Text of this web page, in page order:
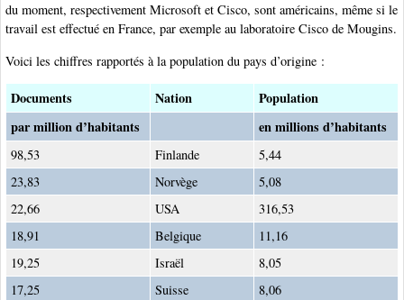
du moment, respectivement Microsoft et Cisco, sont américains, même si le
travail est effectué en France, par exemple au laboratoire Cisco de Mougins.
Voici les chiffres rapportés à la population du pays d’origine :
Documents Nation
Population
par million d’habitants
en millions d’habitants
98,53 Finlande
5,44
23,83
Norvège
5,08
22,66
USA
316,53
18,91
Belgique
11,16
19,25
Israël
8,05
17,25
Suisse
8,06